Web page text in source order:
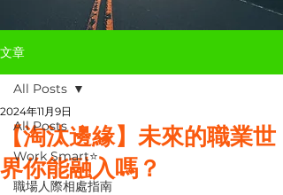
文章
All Posts
Work Smart⭐️
職場人際相處指南
All Posts
【淘汰邊緣】未來的職業世
界你能融入嗎？
2024年11月9日